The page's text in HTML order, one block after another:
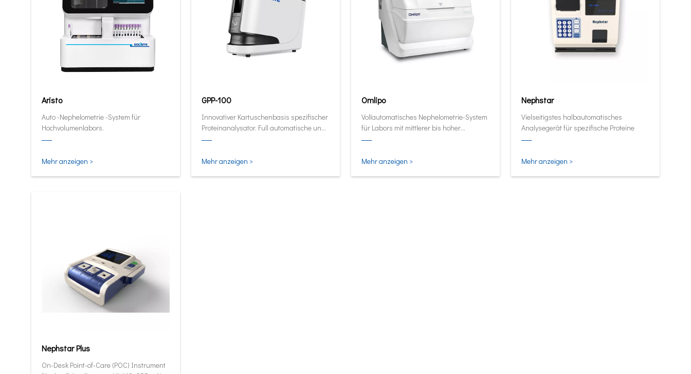
Aristo
Auto -Nephelometrie -System für
Hochvolumenlabors.
Mehr anzeigen >
GPP-100
Innovativer Kartuschenbasis spezifischer
Proteinanalysator. Full automatische und
quantitative Analysator in seiner kleinsten
Mehr anzeigen >
Omlipo
Vollautomatisches Nephelometrie-System
für Labors mit mittlerer bis hoher
Volumendurchsatz.
Mehr anzeigen >
Nephstar
Vielseitigstes halbautomatisches
Analysegerät für spezifische Proteine
Mehr anzeigen >
Nephstar Plus
On-Desk Point-of-Care (POC) Instrument